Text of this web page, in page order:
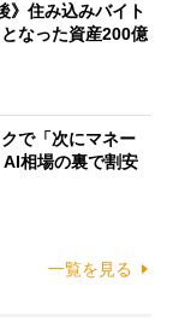
》住み込みバイト
なった資産200億
で「次にマネー
相場の裏で割安
一覧を見る